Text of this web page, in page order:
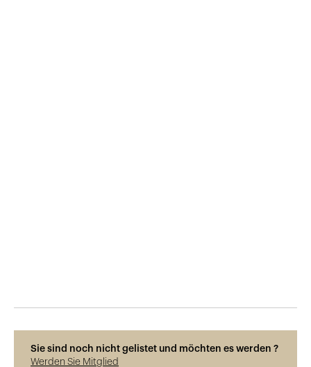
Sie sind noch nicht gelistet und möchten es werden ?
Werden Sie Mitglied